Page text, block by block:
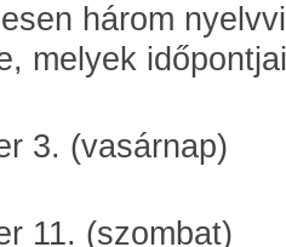
három
melyek
3. (vasárnap)
11. (szombat)